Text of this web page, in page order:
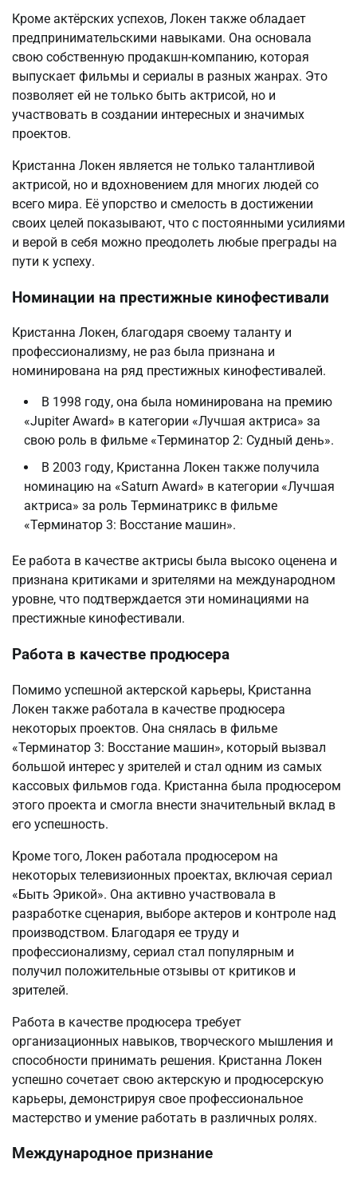
Кроме актёрских успехов, Локен также обладает
предпринимательскими навыками. Она основала
свою собственную продакшн-компанию, которая
выпускает фильмы и сериалы в разных жанрах. Это
позволяет ей не только быть актрисой, но и
участвовать в создании интересных и значимых
проектов.
Кристанна Локен является не только талантливой
актрисой, но и вдохновением для многих людей со
всего мира. Её упорство и смелость в достижении
своих целей показывают, что с постоянными усилиями
и верой в себя можно преодолеть любые преграды на
пути к успеху.
Номинации на престижные кинофестивали
Кристанна Локен, благодаря своему таланту и
профессионализму, не раз была признана и
номинирована на ряд престижных кинофестивалей.
В 1998 году, она была номинирована на премию
«Jupiter Award» в категории «Лучшая актриса» за
свою роль в фильме «Терминатор 2: Судный день».
В 2003 году, Кристанна Локен также получила
номинацию на «Saturn Award» в категории «Лучшая
актриса» за роль Терминатрикс в фильме
«Терминатор 3: Восстание машин».
Ее работа в качестве актрисы была высоко оценена и
признана критиками и зрителями на международном
уровне, что подтверждается эти номинациями на
престижные кинофестивали.
Работа в качестве продюсера
Помимо успешной актерской карьеры, Кристанна
Локен также работала в качестве продюсера
некоторых проектов. Она снялась в фильме
«Терминатор 3: Восстание машин», который вызвал
большой интерес у зрителей и стал одним из самых
кассовых фильмов года. Кристанна была продюсером
этого проекта и смогла внести значительный вклад в
его успешность.
Кроме того, Локен работала продюсером на
некоторых телевизионных проектах, включая сериал
«Быть Эрикой». Она активно участвовала в
разработке сценария, выборе актеров и контроле над
производством. Благодаря ее труду и
профессионализму, сериал стал популярным и
получил положительные отзывы от критиков и
зрителей.
Работа в качестве продюсера требует
организационных навыков, творческого мышления и
способности принимать решения. Кристанна Локен
успешно сочетает свою актерскую и продюсерскую
карьеры, демонстрируя свое профессиональное
мастерство и умение работать в различных ролях.
Международное признание